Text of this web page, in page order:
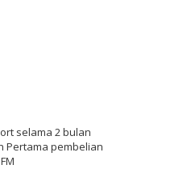
selama 2 bulan
Pertama pembelian